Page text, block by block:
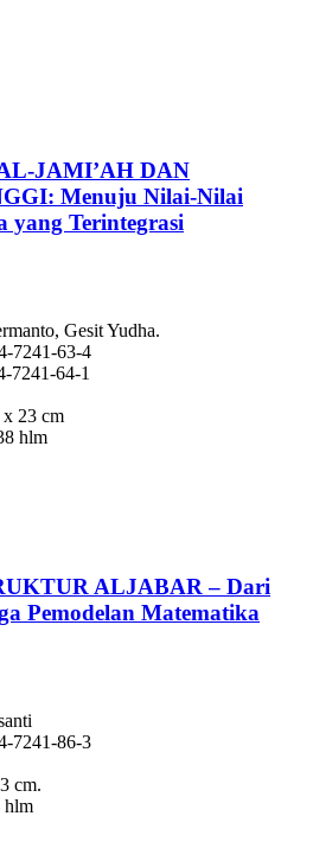
JAMI’AH DAN
Menuju Nilai-Nilai
yang Terintegrasi
Gesit Yudha.
63-4
64-1
23 cm
hlm
ALJABAR – Dari
Pemodelan Matematika
86-3
cm.